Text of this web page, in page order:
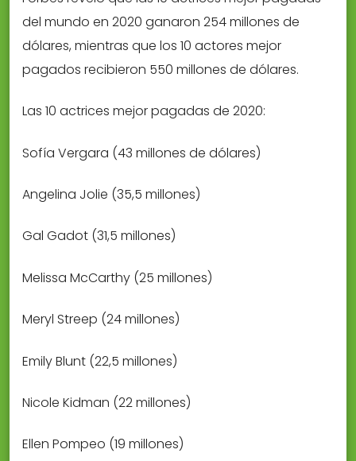
del mundo en 2020 ganaron 254 millones de
dólares, mientras que los 10 actores mejor
pagados recibieron 550 millones de dólares.
Las 10 actrices mejor pagadas de 2020:
Sofía Vergara (43 millones de dólares)
Angelina Jolie (35,5 millones)
Gal Gadot (31,5 millones)
Melissa McCarthy (25 millones)
Meryl Streep (24 millones)
Emily Blunt (22,5 millones)
Nicole Kidman (22 millones)
Ellen Pompeo (19 millones)